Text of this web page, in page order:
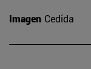
Imagen Cedida